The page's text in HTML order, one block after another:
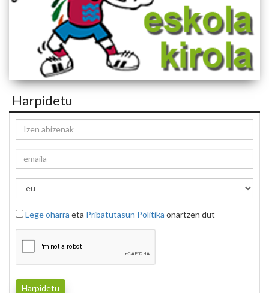
Harpidetu
Lege oharra eta Pribatutasun Politika onartzen dut